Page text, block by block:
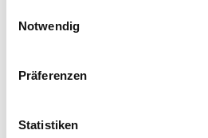
Trigger Symbol ändern oder
Informationen über Ihre
können
Notwendig
Präferenzen
Statistiken
Alle Services zu diesem Fahrzeug
5/14, 2-Sitzer Bj.1916 - RHD